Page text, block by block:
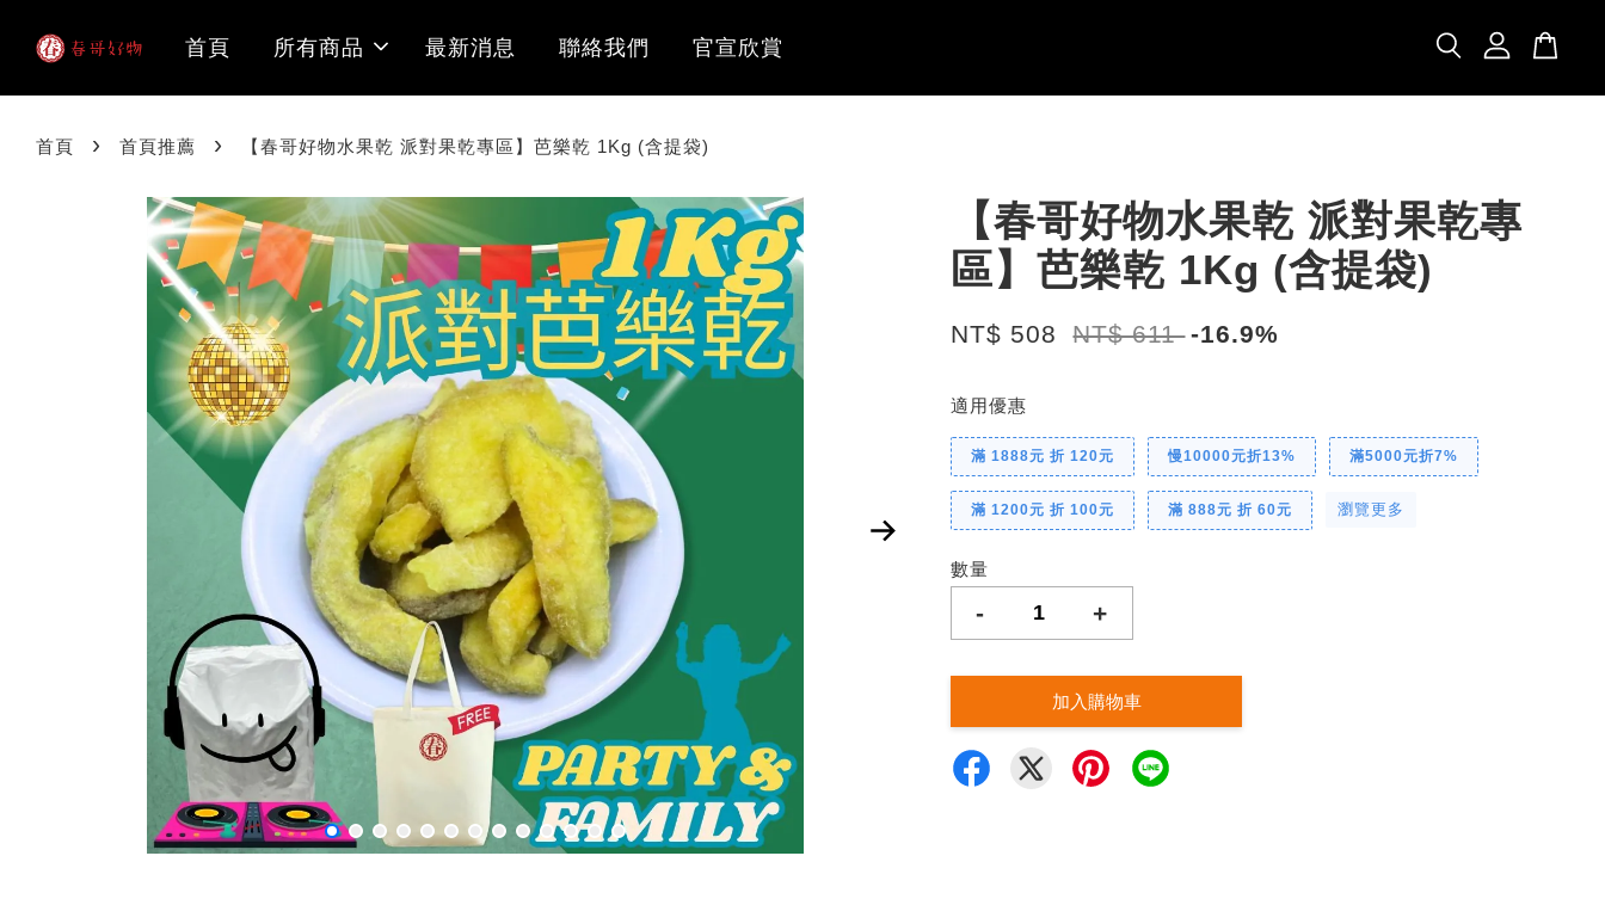
首頁 所有商品 最新消息 聯絡我們 官宣欣賞
首頁 › 首頁推薦 › 【春哥好物水果乾 派對果乾專區】芭樂乾 1Kg (含提袋)
【春哥好物水果乾 派對果乾專
區】芭樂乾 1Kg (含提袋)
NT$ 508 NT$ 611 -16.9%
適用優惠
滿 1888元 折 120元 慢10000元折13% 滿5000元折7%
滿 1200元 折 100元 滿 888元 折 60元 瀏覽更多
數量
- +
加入購物車